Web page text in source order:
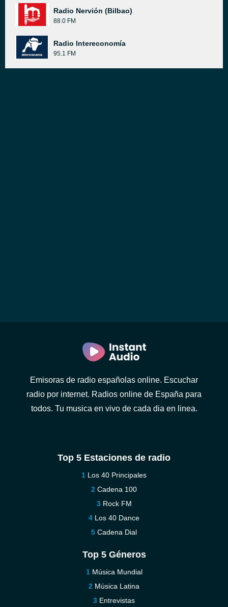
Radio Nervión (Bilbao)
88.0 FM
Radio Intereconomía
95.1 FM
Emisoras de radio españolas online. Escuchar
radio por internet. Radios online de España para
todos. Tu musica en vivo de cada dia en linea.
Top 5 Estaciones de radio
Los 40 Principales
Cadena 100
Rock FM
Los 40 Dance
Cadena Dial
Top 5 Géneros
Música Mundial
Música Latina
Entrevistas